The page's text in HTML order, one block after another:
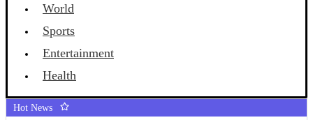
World
Sports
Entertainment
Health
Hot News